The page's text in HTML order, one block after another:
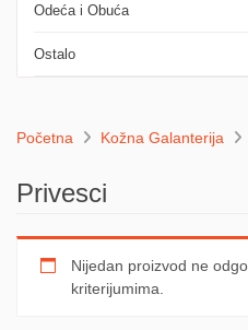
Odeća i Obuća
Ostalo
Početna Kožna Galanterija
Privesci
Nijedan proizvod ne
kriterijumima.